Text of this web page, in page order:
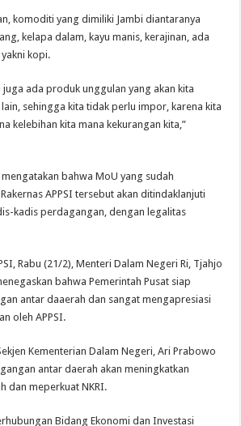
komoditi yang dimiliki Jambi diantaranya
kelapa dalam, kayu manis, kerajinan, ada
kopi.
juga ada produk unggulan yang akan kita
sehingga kita tidak perlu impor, karena kita
kelebihan kita mana kekurangan kita,”
bahwa MoU yang sudah
APPSI tersebut akan ditindaklanjuti
kadis perdagangan, dengan legalitas
Rabu (21/2), Menteri Dalam Negeri Ri, Tjahjo
bahwa Pemerintah Pusat siap
antar daaerah dan sangat mengapresiasi
oleh APPSI.
Kementerian Dalam Negeri, Ari Prabowo
antar daerah akan meningkatkan
dan meperkuat NKRI.
Bidang Ekonomi dan Investasi